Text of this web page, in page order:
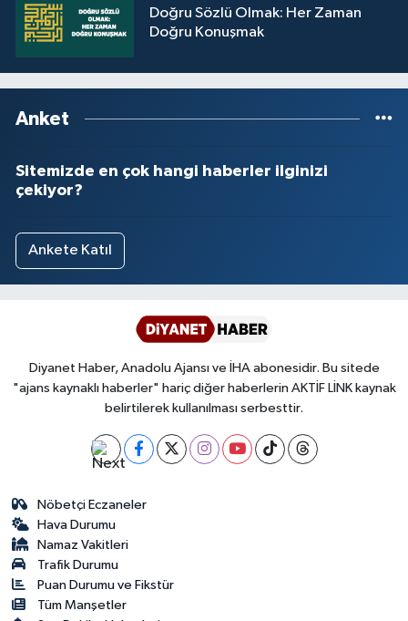
Doğru Sözlü Olmak: Her Zaman
Doğru Konuşmak
Anket
Sitemizde en çok hangi haberler ilginizi
çekiyor?
Ankete Katıl
Diyanet Haber, Anadolu Ajansı ve İHA abonesidir. Bu sitede
"ajans kaynaklı haberler" hariç diğer haberlerin AKTİF LİNK kaynak
belirtilerek kullanılması serbesttir.
Nöbetçi Eczaneler
Hava Durumu
Namaz Vakitleri
Trafik Durumu
Puan Durumu ve Fikstür
Tüm Manşetler